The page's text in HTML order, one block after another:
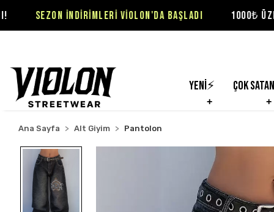
VİOLON'DA BAŞLADI 1000₺ ÜZERİ
Yeni⚡ Çok
Ana Sayfa Alt Giyim Pantolon